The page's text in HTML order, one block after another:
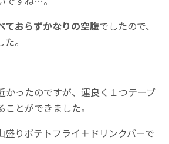
ておらずかなりの空腹でしたので、
。
かったのですが、運良く１つテーブ
とができました。
盛りポテトフライ＋ドリンクバーで